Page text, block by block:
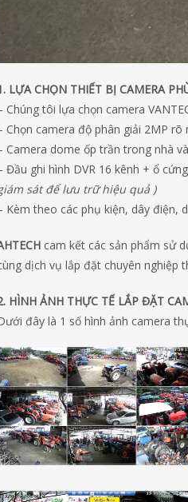
LỰA CHỌN THIẾT BỊ CAMERA
Chúng tôi lựa chọn camera
Chọn camera độ phân giải 2MP
Camera dome ốp trần trong nhà
Đầu ghi hình DVR 16 kênh + ổ
sát để lưu trữ hiệu quả )
Kèm theo các phụ kiện, dây điện,
cam kết các sản phẩm sử
dịch vụ lắp đặt chuyên nghiệp
HÌNH ẢNH THỰC TẾ LẮP ĐẶT
đây là 1 số hình ảnh camera